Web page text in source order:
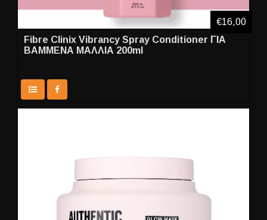
Fibre Clinix Vibrancy Spray Conditioner ΓΙΑ
ΒΑΜΜΕΝΑ ΜΑΛΛΙΑ 200ml
€16,00